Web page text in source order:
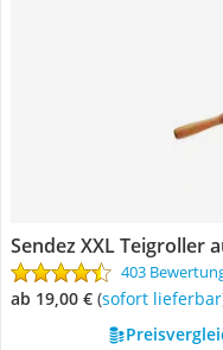
Sendez XXL Teigroller
403
ab 19,00 € ( Sofort lieferbar